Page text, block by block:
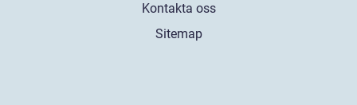
Kontakta oss
Sitemap